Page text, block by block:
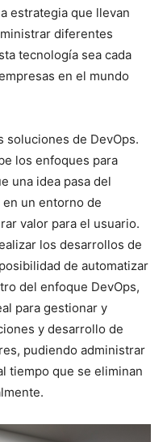
estrategia que llevan
diferentes
tecnología sea cada
en el mundo
soluciones de DevOps.
los enfoques para
una idea pasa del
un entorno de
valor para el usuario.
los desarrollos de
de automatizar
del enfoque DevOps,
para gestionar y
y desarrollo de
pudiendo administrar
tiempo que se eliminan